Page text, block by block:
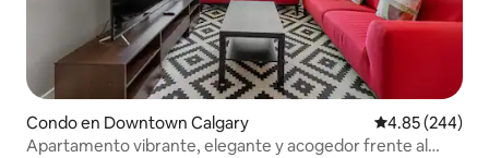
Condo en Downtown Calgary Calificación
4.85 (244)
Apartamento vibrante, elegante y acogedor frente al